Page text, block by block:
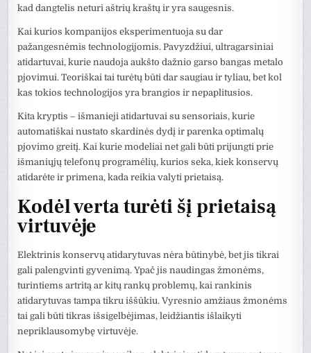
kad dangtelis neturi aštrių kraštų ir yra saugesnis.
Kai kurios kompanijos eksperimentuoja su dar
pažangesnėmis technologijomis. Pavyzdžiui, ultragarsiniai
atidartuvai, kurie naudoja aukšto dažnio garso bangas metalo
pjovimui. Teoriškai tai turėtų būti dar saugiau ir tyliau, bet kol
kas tokios technologijos yra brangios ir nepaplitusios.
Kita kryptis – išmanieji atidartuvai su sensoriais, kurie
automatiškai nustato skardinės dydį ir parenka optimalų
pjovimo greitį. Kai kurie modeliai net gali būti prijungti prie
išmaniųjų telefonų programėlių, kurios seka, kiek konservų
atidarėte ir primena, kada reikia valyti prietaisą.
Kodėl verta turėti šį prietaisą
virtuvėje
Elektrinis konservų atidarytuvas nėra būtinybė, bet jis tikrai
gali palengvinti gyvenimą. Ypač jis naudingas žmonėms,
turintiems artritą ar kitų rankų problemų, kai rankinis
atidarytuvas tampa tikru iššūkiu. Vyresnio amžiaus žmonėms
tai gali būti tikras išsigelbėjimas, leidžiantis išlaikyti
nepriklausomybę virtuvėje.